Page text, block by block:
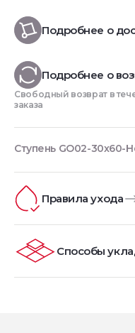
Подробнее о
Подробнее о
Свободный возврат в
заказа
Ступень GO02-30x60-
Правила ухода
Способы